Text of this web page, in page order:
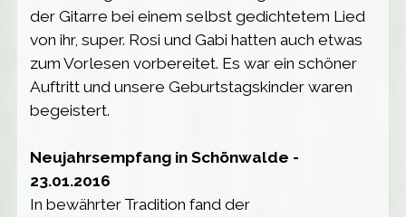
der Gitarre bei einem selbst gedichtetem Lied
von ihr, super. Rosi und Gabi hatten auch etwas
zum Vorlesen vorbereitet. Es war ein schöner
Auftritt und unsere Geburtstagskinder waren
begeistert.
Neujahrsempfang in Schönwalde -
23.01.2016
In bewährter Tradition fand der